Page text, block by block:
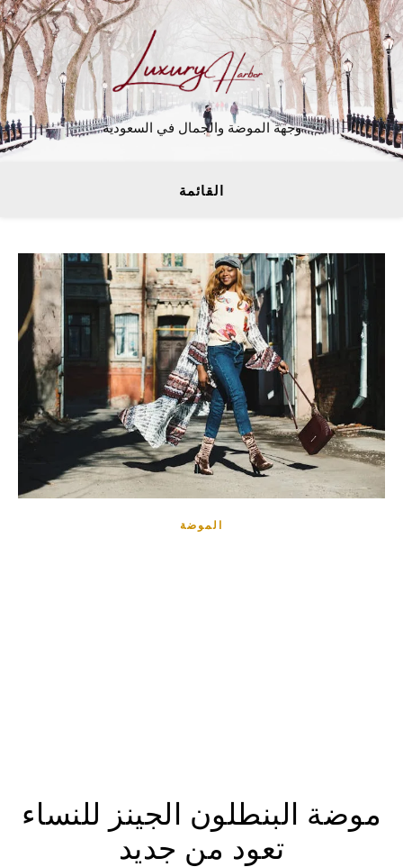
وجهة الموضة والجمال في السعودية
القائمة
الموضة
موضة البنطلون الجينز للنساء
تعود من جديد